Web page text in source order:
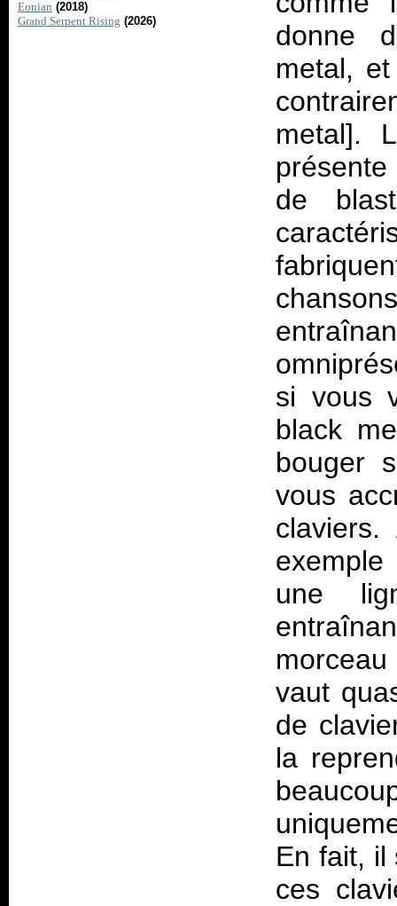
Eonian (2018)
Grand Serpent Rising (2026)
donne
metal,
metal].
de
si vous
black
bouger
vous
exemple
une
morceau
vaut
de
la
En fait, il
ces